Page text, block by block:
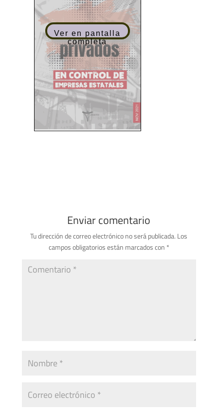
Ver en pantalla
completa
Enviar comentario
Tu dirección de correo electrónico no será publicada. Los
campos obligatorios están marcados con *